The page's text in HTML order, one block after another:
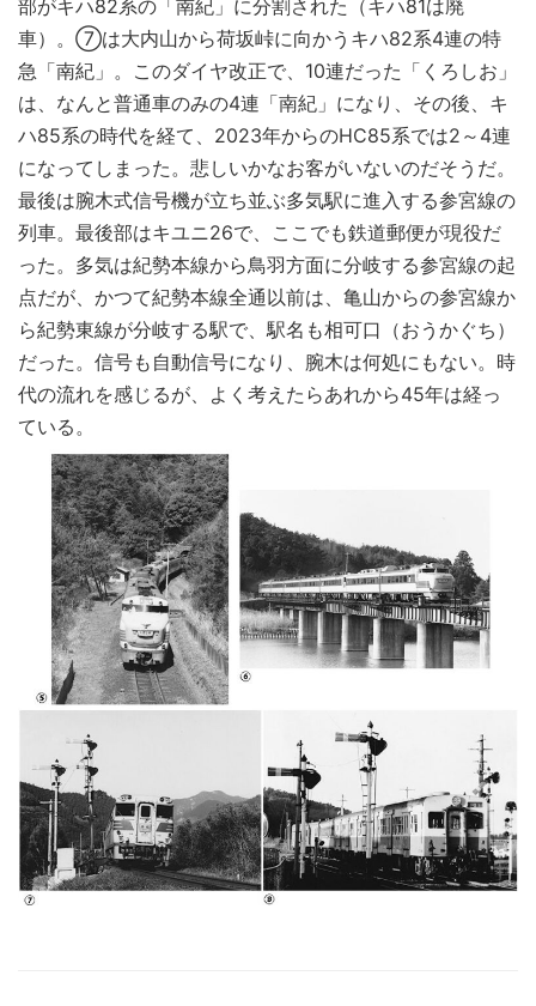
部がキハ82系の「南紀」に分割された（キハ81は廃
車）。⑦は大内山から荷坂峠に向かうキハ82系4連の特
急「南紀」。このダイヤ改正で、10連だった「くろしお」
は、なんと普通車のみの4連「南紀」になり、その後、キ
ハ85系の時代を経て、2023年からのHC85系では2～4連
になってしまった。悲しいかなお客がいないのだそうだ。
最後は腕木式信号機が立ち並ぶ多気駅に進入する参宮線の
列車。最後部はキユニ26で、ここでも鉄道郵便が現役だ
った。多気は紀勢本線から鳥羽方面に分岐する参宮線の起
点だが、かつて紀勢本線全通以前は、亀山からの参宮線か
ら紀勢東線が分岐する駅で、駅名も相可口（おうかぐち）
だった。信号も自動信号になり、腕木は何処にもない。時
代の流れを感じるが、よく考えたらあれから45年は経っ
ている。